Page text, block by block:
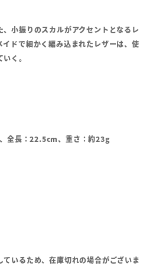
小振りのスカルがアクセントとなるレ
ドで細かく編み込まれたレザーは、使
く。
全長：22.5cm、重さ：約23g
いるため、在庫切れの場合がございま